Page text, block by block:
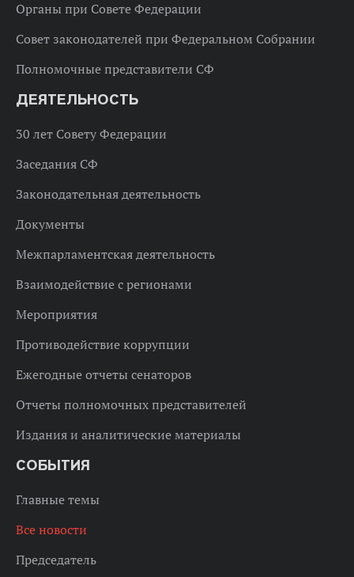
Органы при Совете Федерации
Совет законодателей при Федеральном Собрании
Полномочные представители СФ
ДЕЯТЕЛЬНОСТЬ
30 лет Совету Федерации
Заседания СФ
Законодательная деятельность
Документы
Межпарламентская деятельность
Взаимодействие с регионами
Мероприятия
Противодействие коррупции
Ежегодные отчеты сенаторов
Отчеты полномочных представителей
Издания и аналитические материалы
СОБЫТИЯ
Главные темы
Все новости
Председатель